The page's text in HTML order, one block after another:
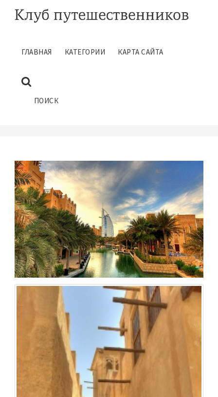
ГЛАВНАЯ КАТЕГОРИИ КАРТА САЙТА
ПОИСК
ОТДЫХ В ДУБАЕ СОВЕТЫ